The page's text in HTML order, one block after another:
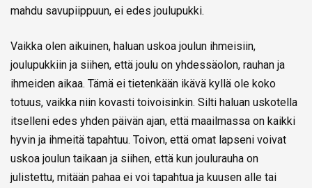
mahdu savupiippuun, ei edes joulupukki.
Vaikka olen aikuinen, haluan uskoa joulun ihmeisiin,
joulupukkiin ja siihen, että joulu on yhdessäolon, rauhan ja
ihmeiden aikaa. Tämä ei tietenkään ikävä kyllä ole koko
totuus, vaikka niin kovasti toivoisinkin. Silti haluan uskotella
itselleni edes yhden päivän ajan, että maailmassa on kaikki
hyvin ja ihmeitä tapahtuu. Toivon, että omat lapseni voivat
uskoa joulun taikaan ja siihen, että kun joulurauha on
julistettu, mitään pahaa ei voi tapahtua ja kuusen alle tai